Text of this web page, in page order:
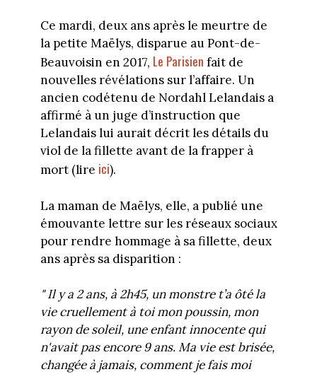
Ce mardi, deux ans après le meurtre de
la petite Maëlys, disparue au Pont-de-
Beauvoisin en 2017, Le Parisien fait de
nouvelles révélations sur l’affaire. Un
ancien codétenu de Nordahl Lelandais a
affirmé à un juge d’instruction que
Lelandais lui aurait décrit les détails du
viol de la fillette avant de la frapper à
mort (lire ici).
La maman de Maëlys, elle, a publié une
émouvante lettre sur les réseaux sociaux
pour rendre hommage à sa fillette, deux
ans après sa disparition :
" Il y a 2 ans, à 2h45, un monstre t’a ôté la
vie cruellement à toi mon poussin, mon
rayon de soleil, une enfant innocente qui
n'avait pas encore 9 ans. Ma vie est brisée,
changée à jamais, comment je fais moi